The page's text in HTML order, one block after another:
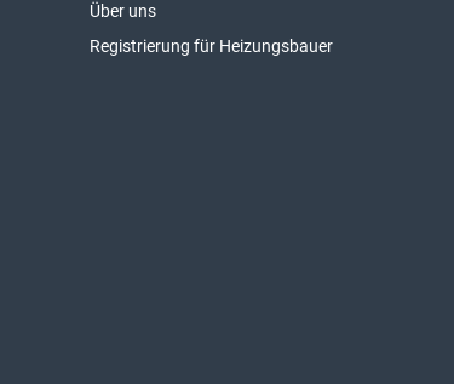
Über uns
Registrierung für Heizungsbauer